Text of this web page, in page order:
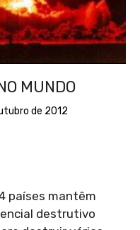
MUNDO
de 2012
países mantêm
destrutivo